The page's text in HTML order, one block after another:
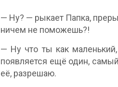
— Ну? — рыкает Папка,
ничем не поможешь?!
— Ну что ты как
появляется ещё один,
её, разрешаю.